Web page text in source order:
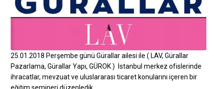
25.01.2018 Perşembe günü Gürallar ailesi ile ( LAV, Gürallar
Pazarlama, Gürallar Yapı, GÜROK ) İstanbul merkez ofislerinde
ihracatlar, mevzuat ve uluslararası ticaret konularını içeren bir